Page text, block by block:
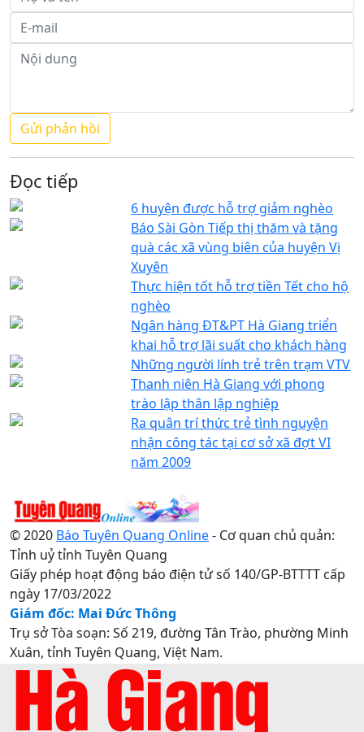
Đọc tiếp
6 huyện được hỗ trợ giảm nghèo
Báo Sài Gòn Tiếp thị thăm và tặng
quà các xã vùng biên của huyện Vị
Xuyên
Thực hiện tốt hỗ trợ tiền Tết cho hộ
nghèo
Ngân hàng ĐT&PT Hà Giang triển
khai hỗ trợ lãi suất cho khách hàng
Những người lính trẻ trên trạm VTV
Thanh niên Hà Giang với phong
trào lập thân lập nghiệp
Ra quân trí thức trẻ tình nguyện
nhận công tác tại cơ sở xã đợt VI
năm 2009
© 2020 Báo Tuyên Quang Online- Cơ quan chủ quản:
Tỉnh uỷ tỉnh Tuyên Quang
Giấy phép hoạt động báo điện tử số 140/GP-BTTTT cấp
ngày 17/03/2022
Giám đốc: Mai Đức Thông
Trụ sở Tòa soạn: Số 219, đường Tân Trào, phường Minh
Xuân, tỉnh Tuyên Quang, Việt Nam.
Điện thoại: 0207.3822820 - 0207.3817155 / Fax:
0207.3822821 - Email:
baotuyenquang.com.vn@gmail.com